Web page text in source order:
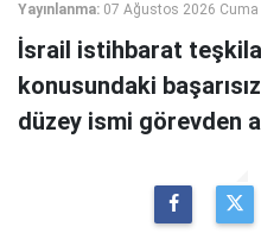
Yayınlanma: 07 Ağustos 2026 Cuma
İsrail istihbarat
konusundaki
düzey ismi görevden